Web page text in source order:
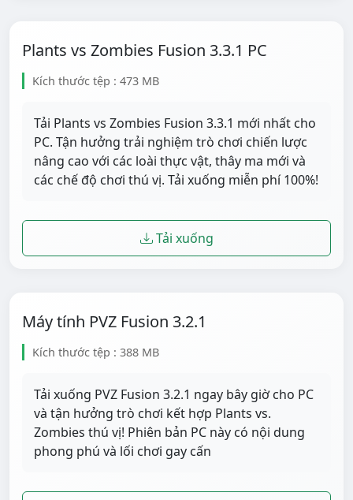
Plants vs Zombies Fusion 3.3.1 PC
Kích thước tệp : 473 MB
Tải Plants vs Zombies Fusion 3.3.1 mới nhất cho
PC. Tận hưởng trải nghiệm trò chơi chiến lược
nâng cao với các loài thực vật, thây ma mới và
các chế độ chơi thú vị. Tải xuống miễn phí 100%!
Tải xuống
Máy tính PVZ Fusion 3.2.1
Kích thước tệp : 388 MB
Tải xuống PVZ Fusion 3.2.1 ngay bây giờ cho PC
và tận hưởng trò chơi kết hợp Plants vs.
Zombies thú vị! Phiên bản PC này có nội dung
phong phú và lối chơi gay cấn